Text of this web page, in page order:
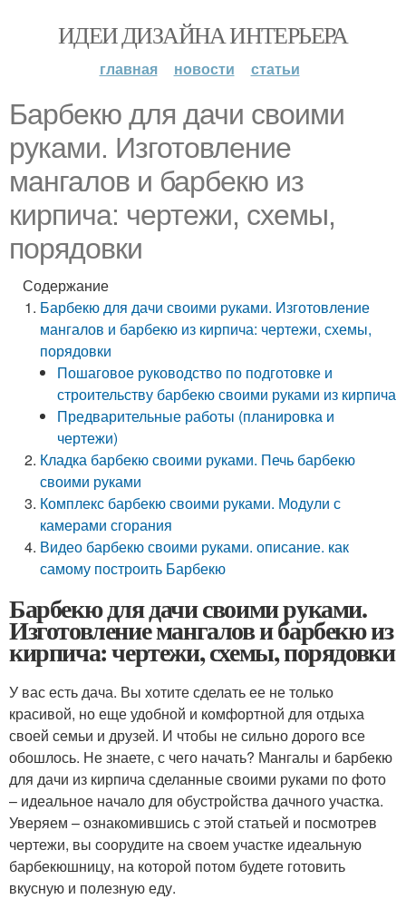
ИДЕИ ДИЗАЙНА ИНТЕРЬЕРА
главная новости статьи
Барбекю для дачи своими
руками. Изготовление
мангалов и барбекю из
кирпича: чертежи, схемы,
порядовки
Содержание
Барбекю для дачи своими руками. Изготовление
мангалов и барбекю из кирпича: чертежи, схемы,
порядовки
Пошаговое руководство по подготовке и
строительству барбекю своими руками из кирпича
Предварительные работы (планировка и
чертежи)
Кладка барбекю своими руками. Печь барбекю
своими руками
Комплекс барбекю своими руками. Модули с
камерами сгорания
Видео барбекю своими руками. описание. как
самому построить Барбекю
Барбекю для дачи своими руками.
Изготовление мангалов и барбекю из
кирпича: чертежи, схемы, порядовки
У вас есть дача. Вы хотите сделать ее не только
красивой, но еще удобной и комфортной для отдыха
своей семьи и друзей. И чтобы не сильно дорого все
обошлось. Не знаете, с чего начать? Мангалы и барбекю
для дачи из кирпича сделанные своими руками по фото
– идеальное начало для обустройства дачного участка.
Уверяем – ознакомившись с этой статьей и посмотрев
чертежи, вы соорудите на своем участке идеальную
барбекюшницу, на которой потом будете готовить
вкусную и полезную еду.